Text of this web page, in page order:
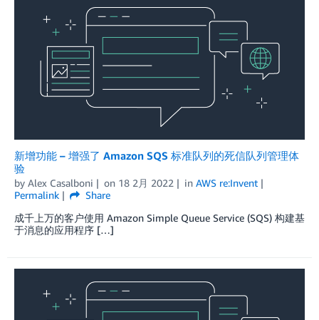
新增功能 – 增强了 Amazon SQS 标准队列的死信队列管理体
验
by Alex Casalboni on 18 2月 2022 in AWS re:Invent
Permalink
Share
成千上万的客户使用 Amazon Simple Queue Service (SQS) 构建基
于消息的应用程序 […]